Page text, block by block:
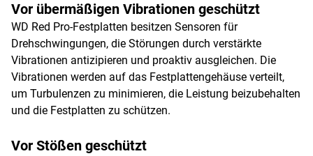
Vor übermäßigen Vibrationen geschützt
WD Red Pro-Festplatten besitzen Sensoren für
Drehschwingungen, die Störungen durch verstärkte
Vibrationen antizipieren und proaktiv ausgleichen. Die
Vibrationen werden auf das Festplattengehäuse verteilt,
um Turbulenzen zu minimieren, die Leistung beizubehalten
und die Festplatten zu schützen.
Vor Stößen geschützt